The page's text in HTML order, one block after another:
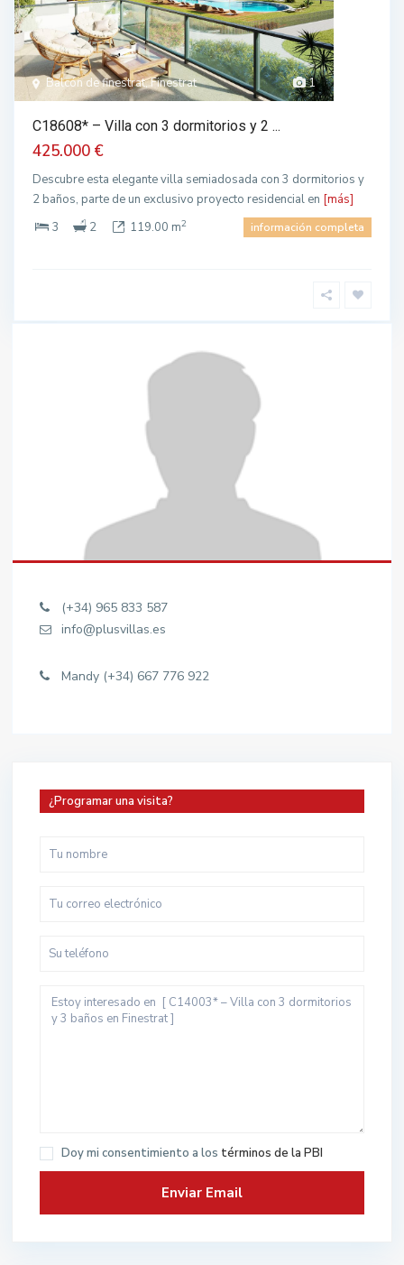
1
Balcón de finestrat, Finestrat
C18608* – Villa con 3 dormitorios y 2 ...
425.000 €
Descubre esta elegante villa semiadosada con 3 dormitorios y
2 baños, parte de un exclusivo proyecto residencial en [más]
3
2 119.00 m2 información completa
(+34) 965 833 587
info@plusvillas.es
Mandy (+34) 667 776 922
¿Programar una visita?
Doy mi consentimiento a los términos de la PBI